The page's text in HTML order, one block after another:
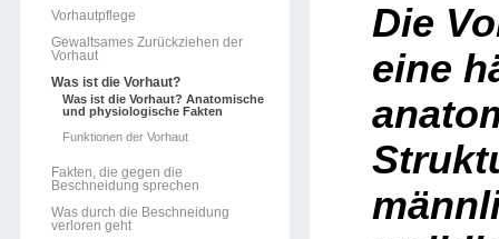
Vorhautpflege
Gewaltsames Zurückziehen der
Vorhaut
Was ist die Vorhaut?
Was ist die Vorhaut? Anatomische
und physiologische Fakten
Funktionen der Vorhaut
Fakten, die gegen die
Beschneidung sprechen
Was durch die Beschneidung
verloren geht
Die
eine